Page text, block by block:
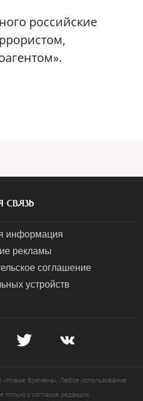
российские
СВЯЗЬ
информация
рекламы
соглашение
устройств
Времена». Любое использование
только с согласия редакции.